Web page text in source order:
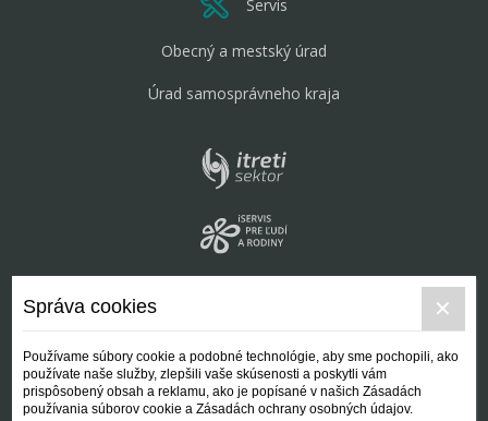
Servis
Obecný a mestský úrad
Úrad samosprávneho kraja
Správa cookies
Používame súbory cookie a podobné technológie, aby sme pochopili, ako
používate naše služby, zlepšili vaše skúsenosti a poskytli vám
prispôsobený obsah a reklamu, ako je popísané v našich Zásadách
používania súborov cookie a Zásadách ochrany osobných údajov.